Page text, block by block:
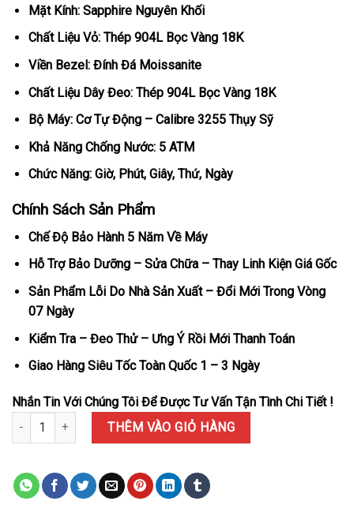
Mặt Kính: Sapphire Nguyên Khối
Chất Liệu Vỏ: Thép 904L Bọc Vàng 18K
Viền Bezel: Đính Đá Moissanite
Chất Liệu Dây Đeo: Thép 904L Bọc Vàng 18K
Bộ Máy: Cơ Tự Động – Calibre 3255 Thụy Sỹ
Khả Năng Chống Nước: 5 ATM
Chức Năng: Giờ, Phút, Giây, Thứ, Ngày
Chính Sách Sản Phẩm
Chế Độ Bảo Hành 5 Năm Về Máy
Hỗ Trợ Bảo Dưỡng – Sửa Chữa – Thay Linh Kiện Giá Gốc
Sản Phẩm Lỗi Do Nhà Sản Xuất – Đổi Mới Trong Vòng
07 Ngày
Kiểm Tra – Đeo Thử – Ưng Ý Rồi Mới Thanh Toán
Giao Hàng Siêu Tốc Toàn Quốc 1 – 3 Ngày
Nhắn Tin Với Chúng Tôi Để Được Tư Vấn Tận Tình Chi Tiết !
Đồng Hồ Rolex Day-Date 128348RBR-0037 Bọc Vàng 18K Mặt
THÊM VÀO GIỎ HÀNG